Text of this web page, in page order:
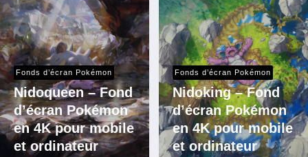
Fonds d’écran Pokémon
Nidoqueen – Fond
d’écran Pokémon
en 4K pour mobile
et ordinateur
Fonds d’écran Pokémon
Nidoking – Fond
d’écran Pokémon
en 4K pour mobile
et ordinateur